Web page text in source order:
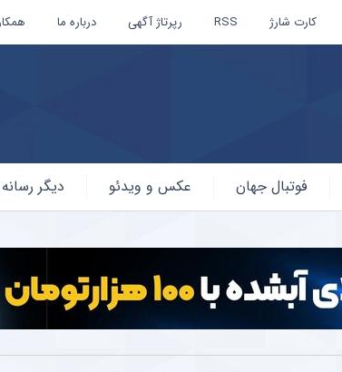
کارت شارژ RSS رپرتاژ آگهی درباره ما
فوتبال جهان عکس و ویدئو دیگر